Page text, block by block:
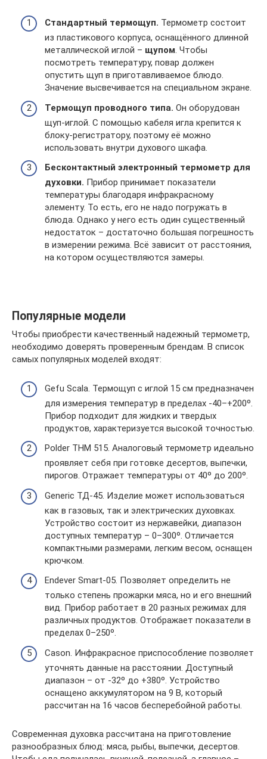
Стандартный термощуп. Термометр состоит
из пластикового корпуса, оснащённого длинной
металлической иглой – щупом. Чтобы
посмотреть температуру, повар должен
опустить щуп в приготавливаемое блюдо.
Значение высвечивается на специальном экране.
Термощуп проводного типа. Он оборудован
щуп-иглой. С помощью кабеля игла крепится к
блоку-регистратору, поэтому её можно
использовать внутри духового шкафа.
Бесконтактный электронный термометр для
духовки. Прибор принимает показатели
температуры благодаря инфракрасному
элементу. То есть, его не надо погружать в
блюда. Однако у него есть один существенный
недостаток – достаточно большая погрешность
в измерении режима. Всё зависит от расстояния,
на котором осуществляются замеры.
Популярные модели
Чтобы приобрести качественный надежный термометр,
необходимо доверять проверенным брендам. В список
самых популярных моделей входят:
Gefu Scala. Термощуп с иглой 15 см предназначен
для измерения температур в пределах -40–+200º.
Прибор подходит для жидких и твердых
продуктов, характеризуется высокой точностью.
Polder ТНМ 515. Аналоговый термометр идеально
проявляет себя при готовке десертов, выпечки,
пирогов. Отражает температуры от 40º до 200º.
Generic ТД-45. Изделие может использоваться
как в газовых, так и электрических духовках.
Устройство состоит из нержавейки, диапазон
доступных температур – 0–300º. Отличается
компактными размерами, легким весом, оснащен
крючком.
Endever Smart-05. Позволяет определить не
только степень прожарки мяса, но и его внешний
вид. Прибор работает в 20 разных режимах для
различных продуктов. Отображает показатели в
пределах 0–250º.
Cason. Инфракрасное приспособление позволяет
уточнять данные на расстоянии. Доступный
диапазон – от -32º до +380º. Устройство
оснащено аккумулятором на 9 В, который
рассчитан на 16 часов бесперебойной работы.
Современная духовка рассчитана на приготовление
разнообразных блюд: мяса, рыбы, выпечки, десертов.